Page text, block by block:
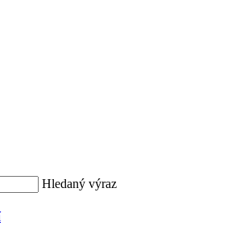
Hledaný výraz